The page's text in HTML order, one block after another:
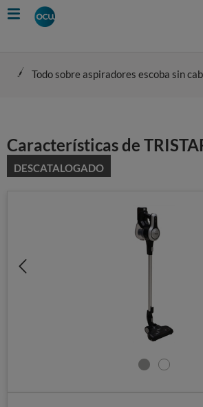
Skip
to
Todo sobre aspiradores escoba sin
Características de
DESCATALOGADO